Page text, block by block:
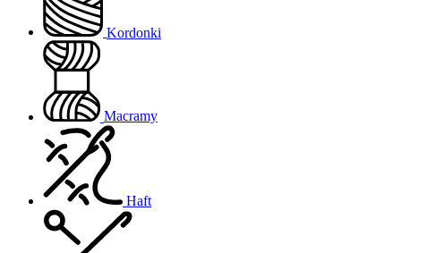
Kordonki
Macramy
Haft